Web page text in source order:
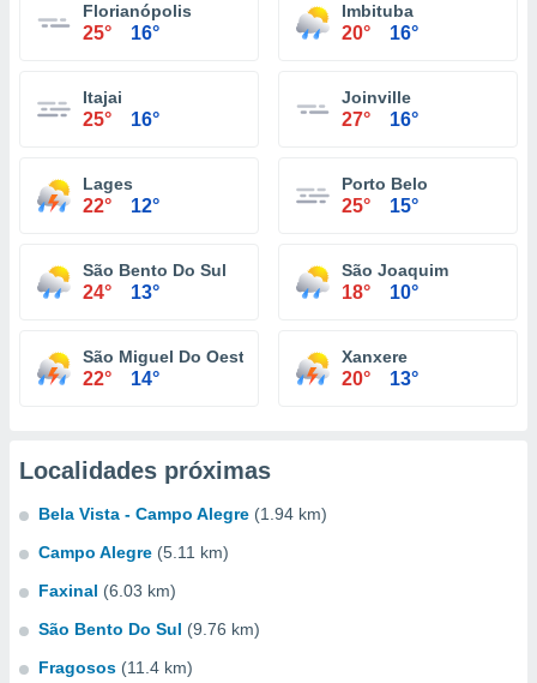
Florianópolis
25° 16°
Imbituba
20° 16°
Itajai
25° 16°
Joinville
27° 16°
Lages
22° 12°
Porto Belo
25° 15°
São Bento Do Sul
24° 13°
São Joaquim
18° 10°
São Miguel Do Oeste
22° 14°
Xanxere
20° 13°
Localidades próximas
Bela Vista - Campo Alegre (1.94 km)
Campo Alegre (5.11 km)
Faxinal (6.03 km)
São Bento Do Sul (9.76 km)
Fragosos (11.4 km)